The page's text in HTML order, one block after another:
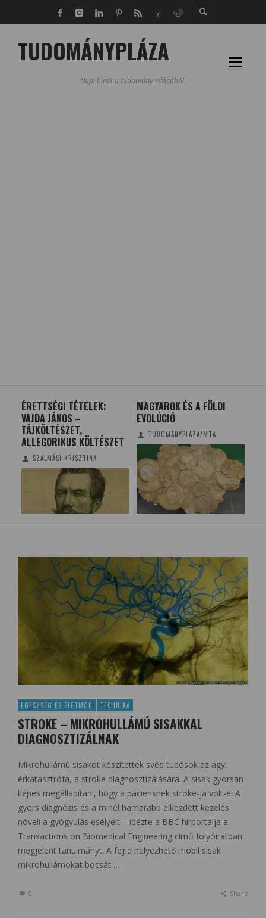
TUDOMÁNYPLÁZA
Napi hírek a tudomány világából.
ÉRETTSÉGI TÉTELEK:
VAJDA JÁNOS –
TÁJKÖLTÉSZET,
ALLEGORIKUS KÖLTÉSZET
SZALMÁSI KRISZTINA
MAGYAROK ÉS A FÖLDI
EVOLÚCIÓ
TUDOMÁNYPLÁZA/MTA
EGÉSZSÉG ÉS ÉLETMÓD TECHNIKA
STROKE – MIKROHULLÁMÚ SISAKKAL
DIAGNOSZTIZÁLNAK
Mikrohullámú sisakot készítettek svéd tudósok az agyi
érkatasztrófa, a stroke diagnosztizálására. A sisak gyorsan
képes megállapítani, hogy a páciensnek stroke-ja volt-e. A
gyors diagnózis és a minél hamarabb elkezdett kezelés
növeli a gyógyulás esélyeit – idézte a BBC hírportálja a
Transactions on Biomedical Engineering című folyóiratban
megjelent tanulmányt. A fejre helyezhető mobil sisak
mikrohullámokat bocsát …
0 Share